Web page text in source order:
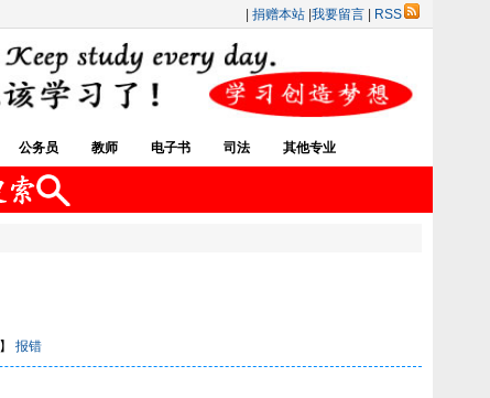
捐赠本站 我要留言 RSS
公务员 教师 电子书 司法 其他专业
】 报错